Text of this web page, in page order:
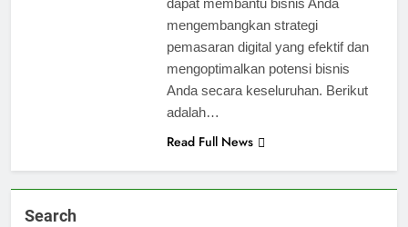
dapat membantu bisnis Anda
mengembangkan strategi
pemasaran digital yang efektif dan
mengoptimalkan potensi bisnis
Anda secara keseluruhan. Berikut
adalah…
Read Full News
Search